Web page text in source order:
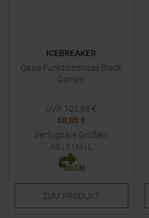
ICEBREAKER
Oasis Funktionshose Black
Damen
UVP 105,95 €
68,85 €
Verfügbare Größen:
XS | S | M | L
ZUM PRODUKT